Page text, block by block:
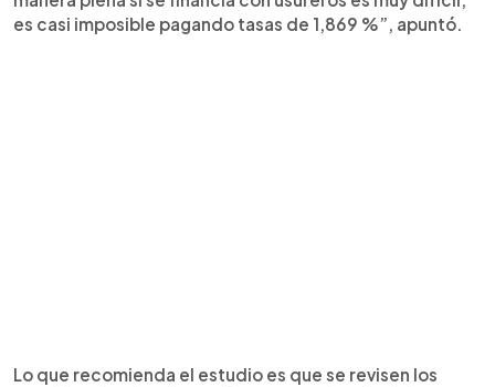
es casi imposible pagando tasas de 1,869 %”, apuntó.
Lo que recomienda el estudio es que se revisen los